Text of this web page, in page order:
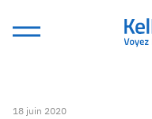
18 juin 2020